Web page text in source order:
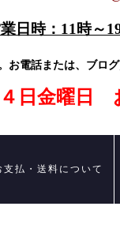
日時：11時～
お電話または、ブロ
４日金曜日
支払・送料について